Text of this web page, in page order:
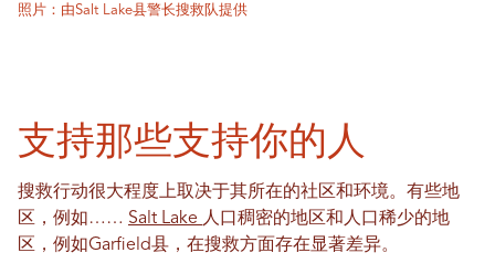
照片：由Salt Lake县警长搜救队提供
支持那些支持你的人
搜救行动很大程度上取决于其所在的社区和环境。有些地
区，例如…… Salt Lake 人口稠密的地区和人口稀少的地
区，例如Garfield县，在搜救方面存在显著差异。